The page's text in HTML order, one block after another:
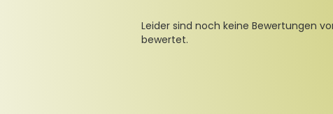
Leider sind noch keine Bewertungen
bewertet.